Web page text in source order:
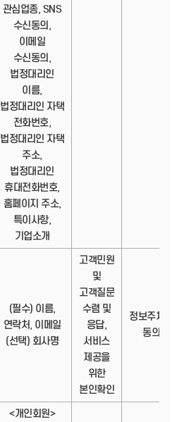
관심업종, SNS
수신동의,
이메일
수신동의,
법정대리인
이름,
법정대리인 자택
전화번호,
법정대리인 자택
주소,
법정대리인
휴대전화번호,
홈페이지 주소,
특이사항,
기업소개
(필수) 이름,
연락처, 이메일
(선택) 회사명
고객민원
및
고객질문
수렴 및
응답,
서비스
제공을
위한
본인확인
정보주체의
동의
<개인회원>